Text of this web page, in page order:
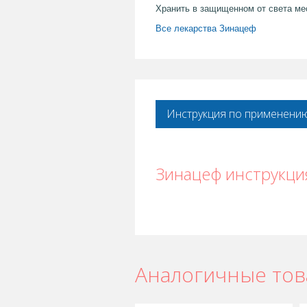
Хранить в защищенном от света
Все лекарства Зинацеф
Инструкция по
Зинацеф
Зинацеф в Астане Зинацеф в
Аналогичные